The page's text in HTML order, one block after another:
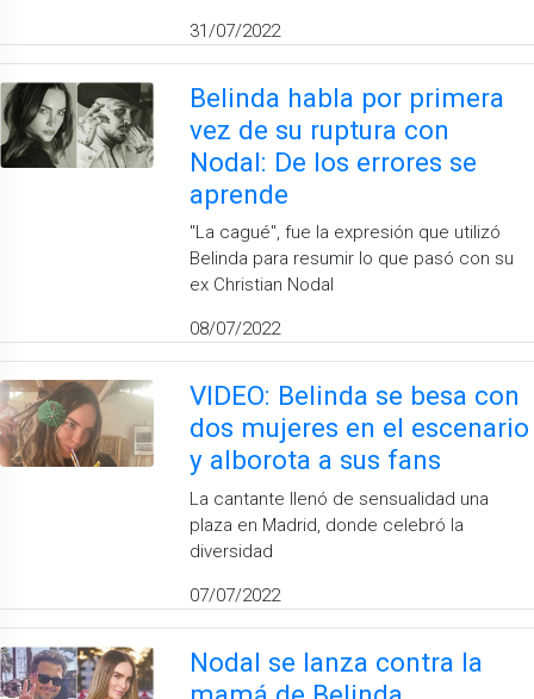
31/07/2022
Belinda habla por primera
vez de su ruptura con
Nodal: De los errores se
aprende
''La cagué'', fue la expresión que utilizó
Belinda para resumir lo que pasó con su
ex Christian Nodal
08/07/2022
VIDEO: Belinda se besa con
dos mujeres en el escenario
y alborota a sus fans
La cantante llenó de sensualidad una
plaza en Madrid, donde celebró la
diversidad
07/07/2022
Nodal se lanza contra la